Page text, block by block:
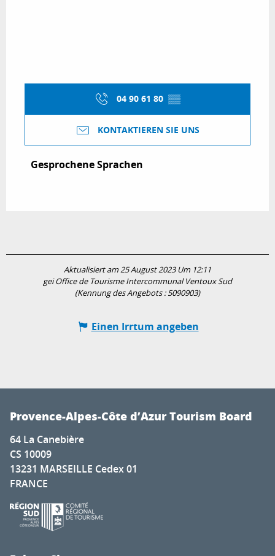
04 90 61 80 ▒▒
KONTAKTIEREN SIE UNS
Gesprochene Sprachen
Gesprochene Sprachen
Aktualisiert am 25 August 2023 Um 12:11
gei Office de Tourisme Intercommunal Ventoux Sud
(Kennung des Angebots :5090903)
Einen Irrtum angeben
Provence-Alpes-Côte d’Azur Tourism Board
64 La Canebière
CS 10009
13231 MARSEILLE Cedex 01
FRANCE